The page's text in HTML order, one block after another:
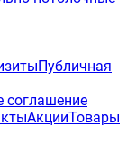
Публичная
соглашение
АкцииТовары